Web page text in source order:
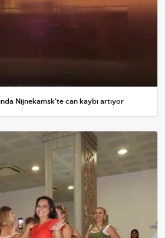
Nijnekamsk'te can kaybı artıyor